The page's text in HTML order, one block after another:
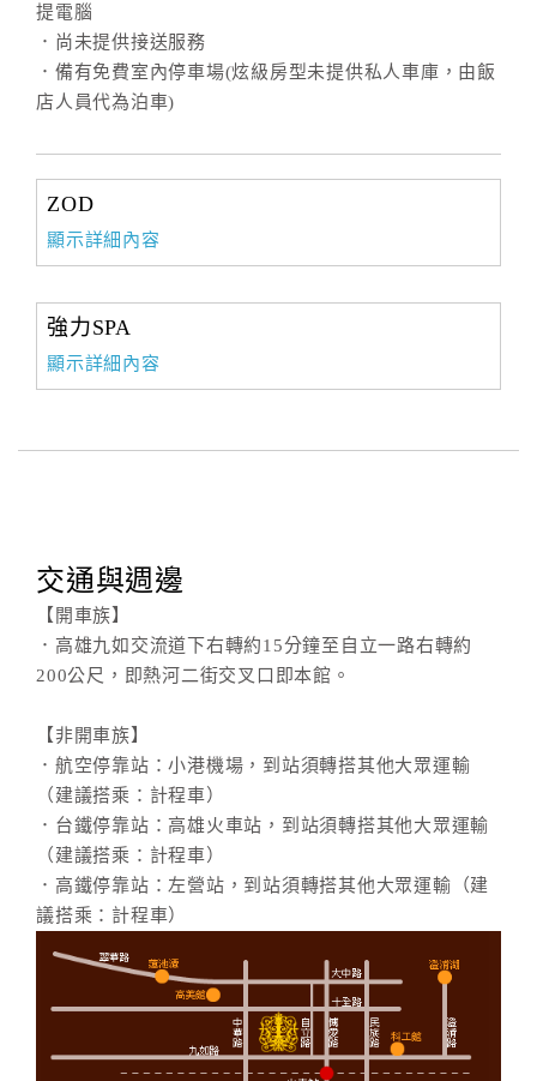
提電腦
．尚未提供接送服務
．備有免費室內停車場(炫級房型未提供私人車庫，由飯
店人員代為泊車)
ZOD
顯示詳細內容
強力SPA
顯示詳細內容
交通與週邊
【開車族】
．高雄九如交流道下右轉約15分鐘至自立一路右轉約
200公尺，即熱河二街交叉口即本館。
【非開車族】
．航空停靠站：小港機場，到站須轉搭其他大眾運輸
（建議搭乘：計程車）
．台鐵停靠站：高雄火車站，到站須轉搭其他大眾運輸
（建議搭乘：計程車）
．高鐵停靠站：左營站，到站須轉搭其他大眾運輸（建
議搭乘：計程車）